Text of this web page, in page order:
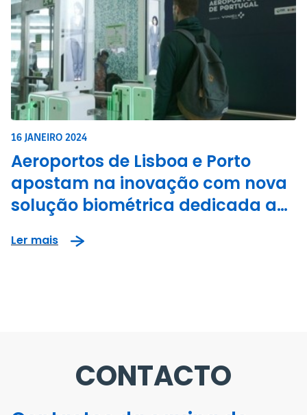
16 JANEIRO 2024
Aeroportos de Lisboa e Porto
apostam na inovação com nova
solução biométrica dedicada aos
Ler mais
CONTACTO